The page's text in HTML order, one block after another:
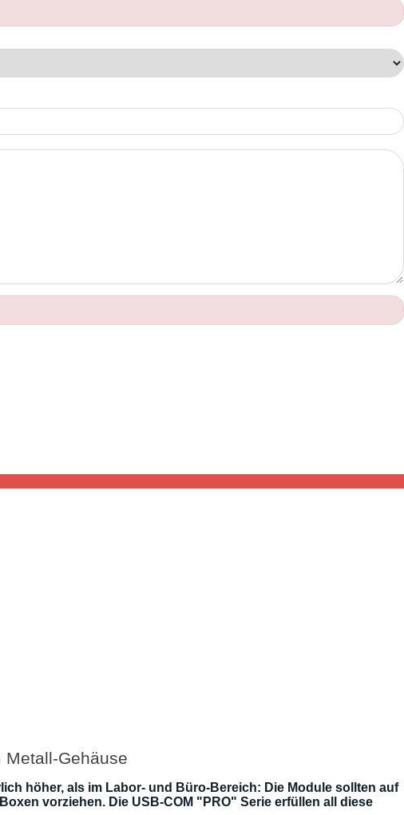
Metall-Gehäuse
höher, als im Labor- und Büro-Bereich: Die Module sollten auf
vorziehen. Die USB-COM "PRO" Serie erfüllen all diese